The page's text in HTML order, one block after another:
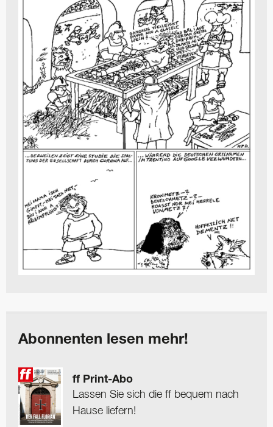
Abonnenten lesen mehr!
ff Print-Abo
Lassen Sie sich die ff bequem nach
Hause liefern!